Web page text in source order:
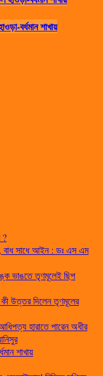
বর্ধমান শাখায়
?
বাধ সাধে আইন : ডঃ এস এম
ভাঙতে তৃণমূলেই ছিপ
উত্তর দিলেন তৃণমূলের
হারাতে পারেন অধীর
শাখায়